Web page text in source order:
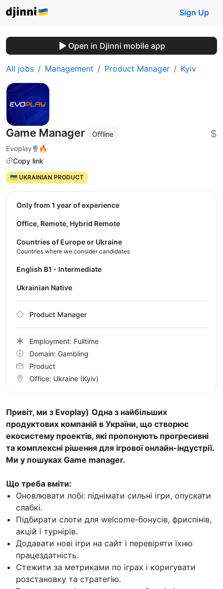
Sign Up
Open in Djinni mobile app
All jobs Management Product Manager Kyiv
Game Manager
Offline
Evoplay
🔥
Copy link
$
🇺🇦 UKRAINIAN PRODUCT
Привіт, ми з Evoplay) Одна з найбільших
продуктових компаній в України, що створює
екосистему проектів, які пропонують прогресивні
та комплексні рішення для ігрової онлайн-індустрії.
Ми у пошуках Game manager.
Що треба вміти:
Оновлювати лобі: піднімати сильні ігри, опускати
слабкі.
Підбирати слоти для welcome-бонусів, фриспінів,
акцій і турнірів.
Додавати нові ігри на сайт і перевіряти їхню
працездатність.
Стежити за метриками по іграх і коригувати
розстановку та стратегію.
Only from 1 year of experience
Office, Remote, Hybrid Remote
Countries of Europe or Ukraine
Countries where we consider candidates
English B1 - Intermediate
Ukrainian Native
Product Manager
Employment: Fulltime
Domain: Gambling
Product
Office: Ukraine (Kyiv)